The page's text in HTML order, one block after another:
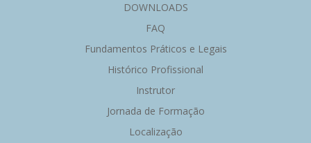
DOWNLOADS
FAQ
Fundamentos Práticos e Legais
Histórico Profissional
Instrutor
Jornada de Formação
Localização